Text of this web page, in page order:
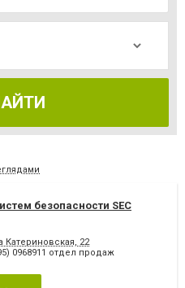
безопасности SEC
Катериновская, 22
0968911 отдел продаж